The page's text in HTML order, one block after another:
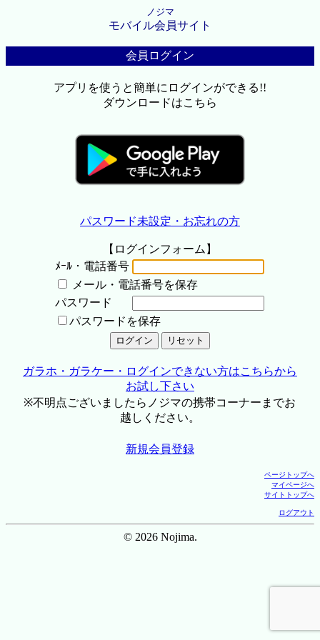
ノジマ
モバイル会員サイト
会員ログイン
アプリを使うと簡単にログインができる!!
ダウンロードはこちら
パスワード未設定・お忘れの方
【ログインフォーム】
ﾒｰﾙ・電話番号
メール・電話番号を保存
パスワード
パスワードを保存
ガラホ・ガラケー・ログインできない方はこちらから
お試し下さい
※不明点ございましたらノジマの携帯コーナーまでお
越しください。
新規会員登録
ページトップへ
マイページへ
サイトトップへ
ログアウト
© 2026 Nojima.